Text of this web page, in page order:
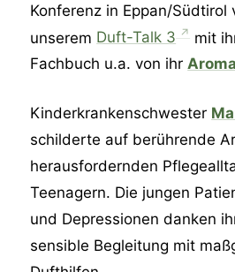
Konferenz in Eppan/Südtirol
unserem ⁠Duft-Talk 3⁠
mit
Fachbuch u.a. von ihr
Kinderkrankenschwester
schilderte auf berührende
herausfordernden
Teenagern. Die jungen
und Depressionen danken
sensible Begleitung mit